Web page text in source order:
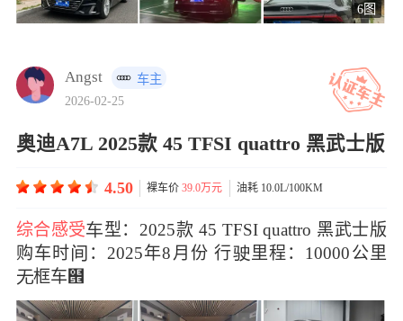
6图
Angst
车主
2026-02-25
奥迪A7L 2025款 45 TFSI quattro 黑武士版
4.50 裸车价39.0万元 油耗 10.0L/100KM
综合感受型：2025款 45 TFSI quattro 黑武士版
购车时：2025年8月份 行里程：10000公里
框车๞